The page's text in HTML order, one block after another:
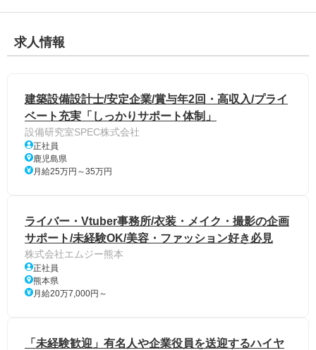
求人情報
建築設備設計士/安定企業/賞与年2回・高収入/プライ
ベート充実「しっかりサポート体制」
設備研究室SPEC株式会社
正社員
鹿児島県
月給25万円～35万円
ライバー・Vtuber事務所/衣装・メイク・撮影の企画
サポート/未経験OK/美容・ファッション好き必見
株式会社エムジー熊本
正社員
熊本県
月給20万7,000円～
「未経験歓迎」有名人や企業役員を送迎するハイヤ